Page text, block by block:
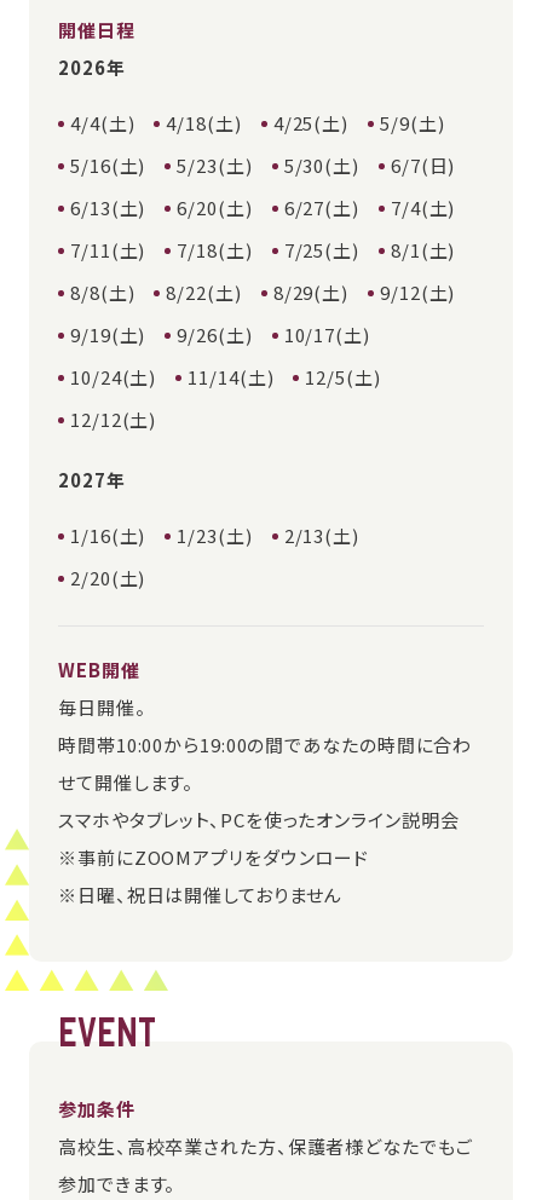
開催日程
2026年
4/4(土) 4/18(土) 4/25(土)
5/9(土)
5/16(土)
5/23(土) 5/30(土)
6/7(日)
6/13(土)
6/20(土) 6/27(土)
7/4(土)
7/11(土)
7/18(土) 7/25(土)
8/1(土)
8/8(土)
8/22(土) 8/29(土)
9/12(土)
9/19(土)
9/26(土)
10/17(土)
10/24(土)
11/14(土)
12/5(土)
12/12(土)
2027年
1/16(土) 1/23(土)
2/13(土)
2/20(土)
WEB開催
毎日開催。
時間帯10:00から19:00の間であなたの時間に合わ
せて開催します。
スマホやタブレット、PCを使ったオンライン説明会
※事前にZOOMアプリをダウンロード
※日曜、祝日は開催しておりません
EVENT
参加条件
高校生、高校卒業された方、保護者様どなたでもご
参加できます。